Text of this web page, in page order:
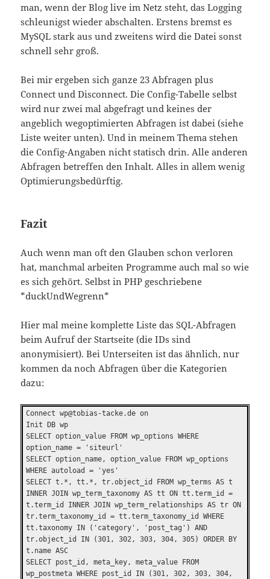
man, wenn der Blog live im Netz steht, das Logging
schleunigst wieder abschalten. Erstens bremst es
MySQL stark aus und zweitens wird die Datei sonst
schnell sehr groß.
Bei mir ergeben sich ganze 23 Abfragen plus
Connect und Disconnect. Die Config-Tabelle selbst
wird nur zwei mal abgefragt und keines der
angeblich wegoptimierten Abfragen ist dabei (siehe
Liste weiter unten). Und in meinem Thema stehen
die Config-Angaben nicht statisch drin. Alle anderen
Abfragen betreffen den Inhalt. Alles in allem wenig
Optimierungsbedürftig.
Fazit
Auch wenn man oft den Glauben schon verloren
hat, manchmal arbeiten Programme auch mal so wie
es sich gehört. Selbst in PHP geschriebene
*duckUndWegrenn*
Hier mal meine komplette Liste das SQL-Abfragen
beim Aufruf der Startseite (die IDs sind
anonymisiert). Bei Unterseiten ist das ähnlich, nur
kommen da noch Abfragen über die Kategorien
dazu:
Connect wp@tobias-tacke.de on
Init DB wp
SELECT option_value FROM wp_options WHERE
option_name = 'siteurl'
SELECT option_name, option_value FROM wp_options
WHERE autoload = 'yes'
SELECT t.*, tt.*, tr.object_id FROM wp_terms AS t
INNER JOIN wp_term_taxonomy AS tt ON tt.term_id =
t.term_id INNER JOIN wp_term_relationships AS tr ON
tr.term_taxonomy_id = tt.term_taxonomy_id WHERE
tt.taxonomy IN ('category', 'post_tag') AND
tr.object_id IN (301, 302, 303, 304, 305) ORDER BY
t.name ASC
SELECT post_id, meta_key, meta_value FROM
wp_postmeta WHERE post_id IN (301, 302, 303, 304,